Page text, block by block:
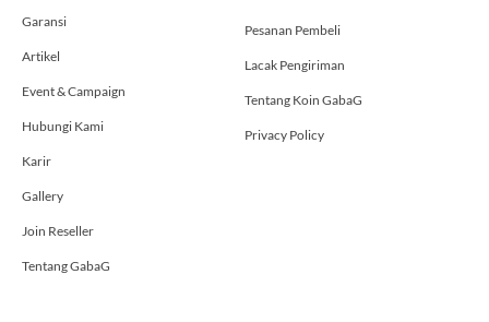
f
Garansi
Artikel
Event & Campaign
Hubungi Kami
Karir
Gallery
Join Reseller
Tentang GabaG
Pesanan Pembeli
Lacak Pengiriman
Tentang Koin GabaG
Privacy Policy